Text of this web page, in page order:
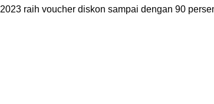
2023 raih voucher diskon sampai dengan 90